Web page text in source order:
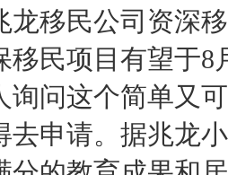
民公司资深移
移民项目有望于
询问这个简单又
去申请。据兆龙